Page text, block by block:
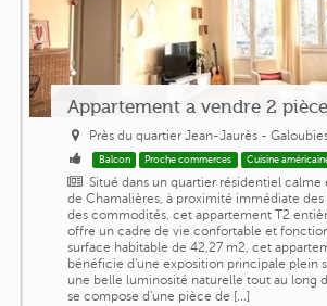
Appartement a vendre 2
Près du quartier Jean-Jaurès -
Balcon Proche commerces Cuisine
Situé dans un quartier résidentiel
de Chamalières, à proximité immédiate des
des commodités, cet appartement T2
offre un cadre de vie confortable et
surface habitable de 42,27 m2, cet
bénéficie d'une exposition principale plein
une belle luminosité naturelle tout au long
se compose d'une pièce de [...]